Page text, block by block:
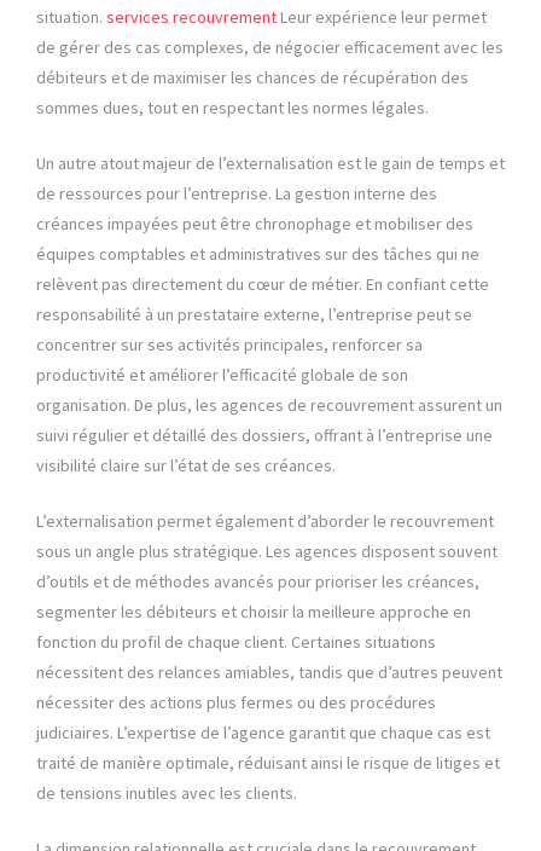
situation. services recouvrement Leur expérience leur permet
de gérer des cas complexes, de négocier efficacement avec les
débiteurs et de maximiser les chances de récupération des
sommes dues, tout en respectant les normes légales.
Un autre atout majeur de l’externalisation est le gain de temps et
de ressources pour l’entreprise. La gestion interne des
créances impayées peut être chronophage et mobiliser des
équipes comptables et administratives sur des tâches qui ne
relèvent pas directement du cœur de métier. En confiant cette
responsabilité à un prestataire externe, l’entreprise peut se
concentrer sur ses activités principales, renforcer sa
productivité et améliorer l’efficacité globale de son
organisation. De plus, les agences de recouvrement assurent un
suivi régulier et détaillé des dossiers, offrant à l’entreprise une
visibilité claire sur l’état de ses créances.
L’externalisation permet également d’aborder le recouvrement
sous un angle plus stratégique. Les agences disposent souvent
d’outils et de méthodes avancés pour prioriser les créances,
segmenter les débiteurs et choisir la meilleure approche en
fonction du profil de chaque client. Certaines situations
nécessitent des relances amiables, tandis que d’autres peuvent
nécessiter des actions plus fermes ou des procédures
judiciaires. L’expertise de l’agence garantit que chaque cas est
traité de manière optimale, réduisant ainsi le risque de litiges et
de tensions inutiles avec les clients.